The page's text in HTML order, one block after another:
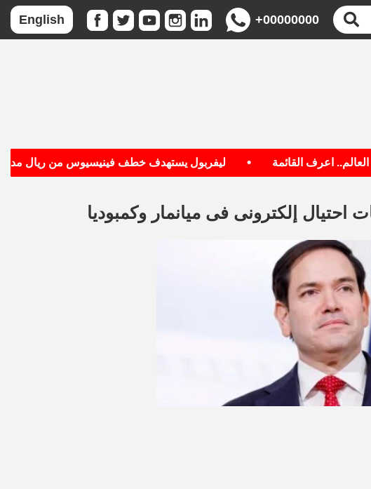
+00000000
English
اعرف القائمة ليفربول يستهدف خطف فينيسيوس من ريال مدريد
إلكترونى فى ميانمار وكمبوديا